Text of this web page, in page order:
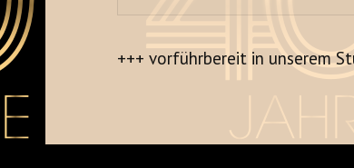
+++ vorführbereit in unserem